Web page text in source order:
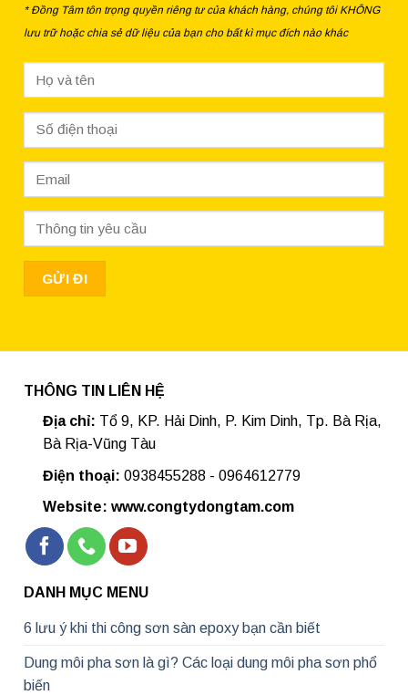
* Đồng Tâm tôn trọng quyền riêng tư của khách hàng, chúng tôi KHÔNG
lưu trữ hoặc chia sẻ dữ liệu của bạn cho bất kì mục đích nào khác
THÔNG TIN LIÊN HỆ
Địa chỉ: Tổ 9, KP. Hải Dinh, P. Kim Dinh, Tp. Bà Rịa,
Bà Rịa-Vũng Tàu
Điện thoại: 0938455288 - 0964612779
Website: www.congtydongtam.com
DANH MỤC MENU
6 lưu ý khi thi công sơn sàn epoxy bạn cần biết
Dung môi pha sơn là gì? Các loại dung môi pha sơn phổ
biến